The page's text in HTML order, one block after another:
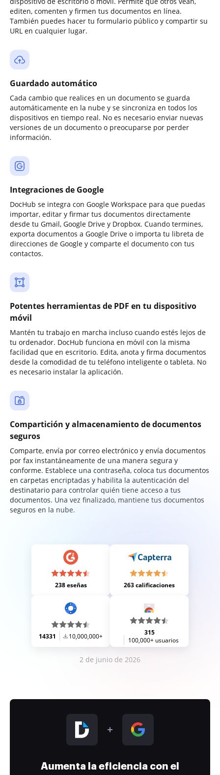
editen, comenten y firmen tus documentos en línea.
También puedes hacer tu formulario público y compartir su
URL en cualquier lugar.
Guardado automático
Cada cambio que realices en un documento se guarda
automáticamente en la nube y se sincroniza en todos los
dispositivos en tiempo real. No es necesario enviar nuevas
versiones de un documento o preocuparse por perder
información.
Integraciones de Google
DocHub se integra con Google Workspace para que puedas
importar, editar y firmar tus documentos directamente
desde tu Gmail, Google Drive y Dropbox. Cuando termines,
exporta documentos a Google Drive o importa tu libreta de
direcciones de Google y comparte el documento con tus
contactos.
Potentes herramientas de PDF en tu dispositivo
móvil
Mantén tu trabajo en marcha incluso cuando estés lejos de
tu ordenador. DocHub funciona en móvil con la misma
facilidad que en escritorio. Edita, anota y firma documentos
desde la comodidad de tu teléfono inteligente o tableta. No
es necesario instalar la aplicación.
Compartición y almacenamiento de documentos
seguros
Comparte, envía por correo electrónico y envía documentos
por fax instantáneamente de una manera segura y
conforme. Establece una contraseña, coloca tus documentos
en carpetas encriptadas y habilita la autenticación del
destinatario para controlar quién tiene acceso a tus
documentos. Una vez finalizado, mantiene tus documentos
seguros en la nube.
238 eseñas 263 calificaciones
14331 10,000,000+
315
100,000+ usuarios
2 de junio de 2026
Aumenta la eficiencia con el